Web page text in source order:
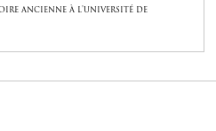
ancienne à l'université de